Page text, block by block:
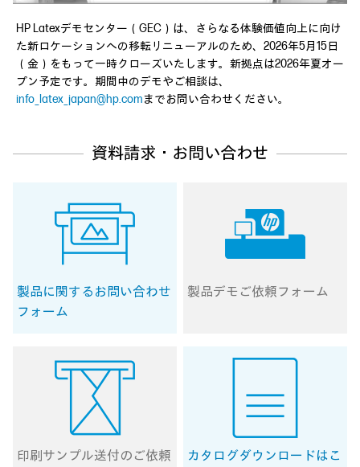
HP Latexデモセンター（GEC）は、さらなる体験価値向上に向け
た新ロケーションへの移転リニューアルのため、2026年5月15日
（金）をもって一時クローズいたします。新拠点は2026年夏オー
プン予定です。期間中のデモやご相談は、
info_latex_japan@hp.comまでお問い合わせください。
資料請求・お問い合わせ
製品に関する お問い合わせ
フォーム
製品デモ ご依頼フォーム
印刷サンプル送付の ご依頼
カタログダウンロードはこ